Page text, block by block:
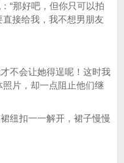
“那好吧，但你只可以拍
接给我，我不想男朋友
不会让她得逞呢！这时我
片，却一点阻止他们继
纽扣一一解开，裙子慢慢